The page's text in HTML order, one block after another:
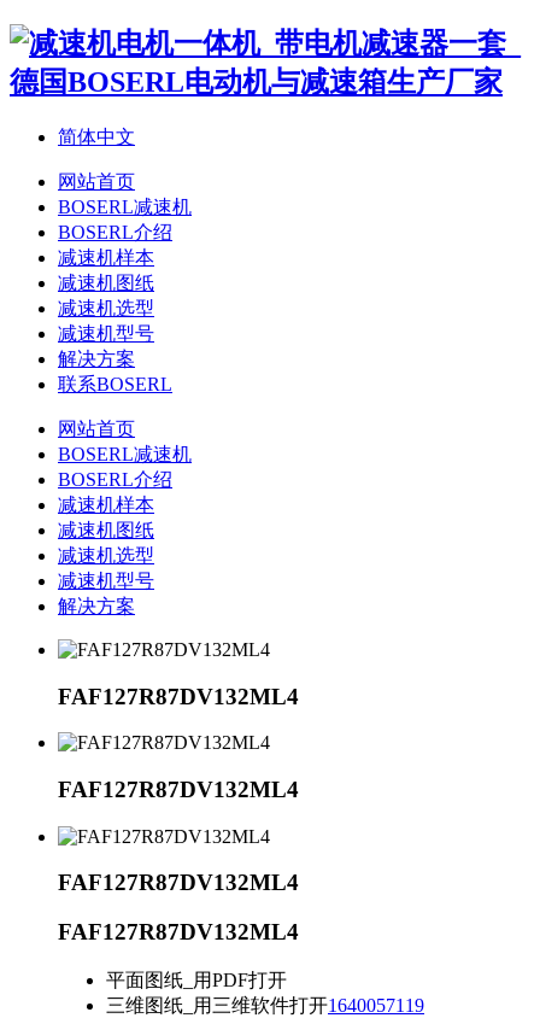
简体中文
网站首页
BOSERL减速机
BOSERL介绍
减速机样本
减速机图纸
减速机选型
减速机型号
解决方案
联系BOSERL
网站首页
BOSERL减速机
BOSERL介绍
减速机样本
减速机图纸
减速机选型
减速机型号
解决方案
FAF127R87DV132ML4
FAF127R87DV132ML4
FAF127R87DV132ML4
FAF127R87DV132ML4
平面图纸_用PDF打开
三维图纸_用三维软件打开1640057119